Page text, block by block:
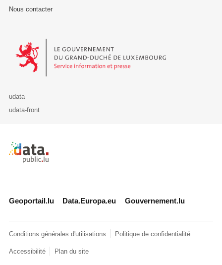
Nous contacter
Le Gouvernement du Grand-Duché de Luxembourg - Service
udata
udata-front
Retour à l'accueil de data.public.lu
Geoportail.lu Data.Europa.eu Gouvernement.lu
Conditions générales d'utilisations Politique de confidentialité
Accessibilité Plan du site